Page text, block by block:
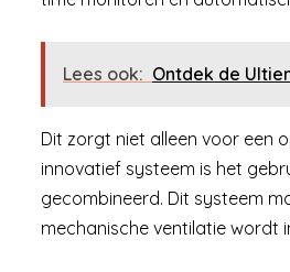
Lees ook: Ontdek de
Dit zorgt niet alleen voor een
innovatief systeem is het
gecombineerd. Dit systeem
mechanische ventilatie wordt